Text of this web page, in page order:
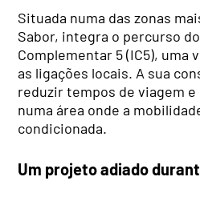
Situada numa das zonas
Sabor, integra o percurso
Complementar 5 (IC5), uma
as ligações locais. A sua
reduzir tempos de viagem
numa área onde a
condicionada.
Um projeto adiado